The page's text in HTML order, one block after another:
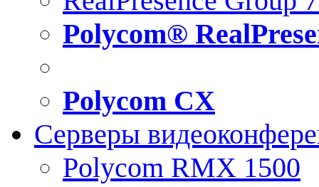
Polycom®
Polycom CX
Серверы
Polycom RMX 1500